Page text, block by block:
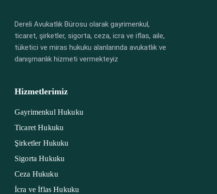
Dereli Avukatlık Bürosu olarak gayrimenkul,
ticaret, şirketler, sigorta, ceza, icra ve iflas, aile,
tüketici ve miras hukuku alanlarında avukatlık ve
danışmanlık hizmeti vermekteyiz
Hizmetlerimiz
Gayrimenkul Hukuku
Ticaret Hukuku
Şirketler Hukuku
Sigorta Hukuku
Ceza Hukuku
İcra ve İflas Hukuku